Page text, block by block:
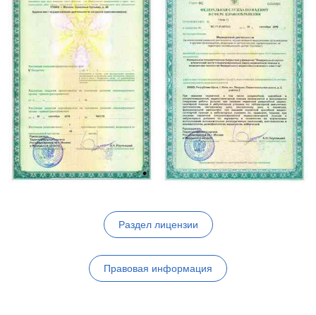
Раздел лицензии
Правовая информация